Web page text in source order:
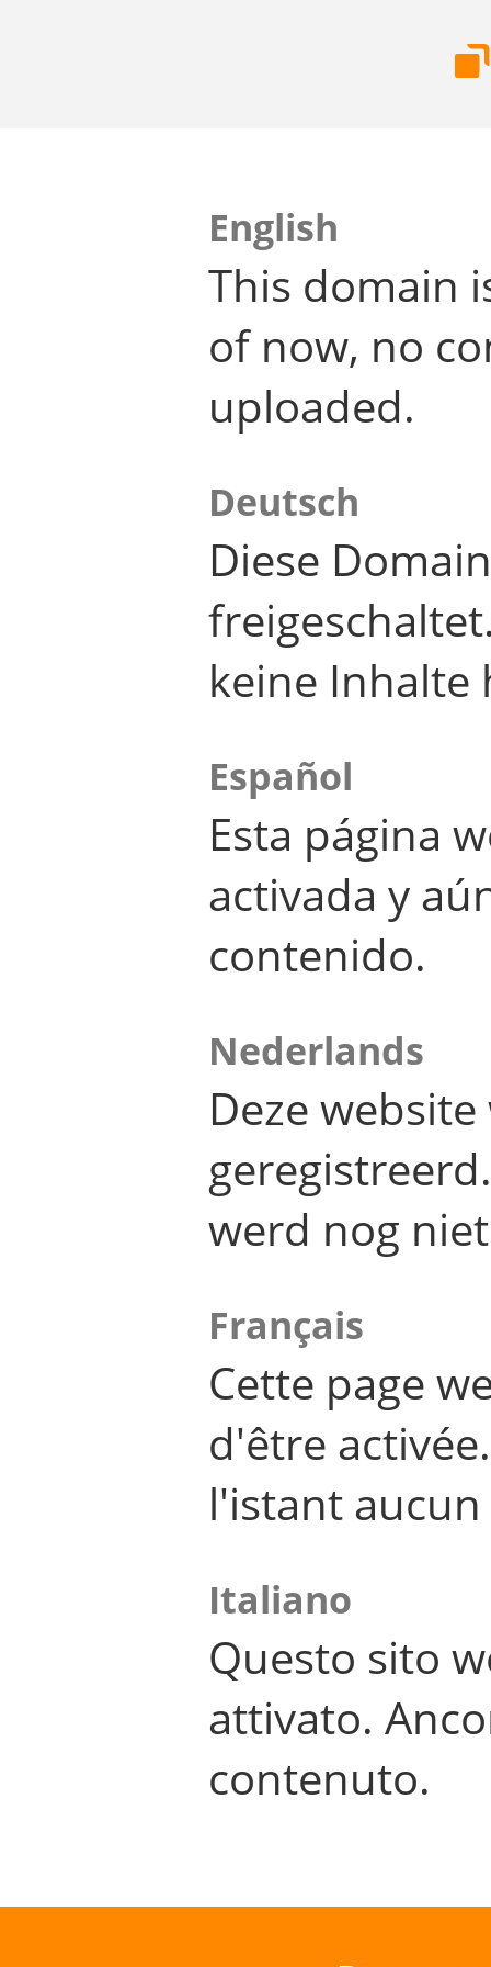
English
This domain
of now, no
uploaded.
Deutsch
Diese
keine Inhalte
Español
Esta página
activada y
contenido.
Nederlands
Deze
werd nog
Français
Cette page
d'être
l'istant
Italiano
Questo sito
attivato.
contenuto.